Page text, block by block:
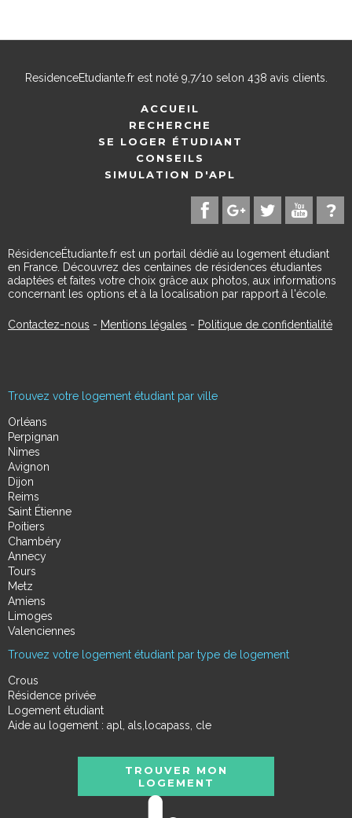
ResidenceEtudiante.frest noté 9,7/10 selon 438 avis clients.
ACCUEIL
RECHERCHE
SE LOGER ÉTUDIANT
CONSEILS
SIMULATION D'APL
RésidenceÉtudiante.fr est un portail dédié au logement étudiant
en France. Découvrez des centaines de résidences étudiantes
adaptées et faites votre choix grâce aux photos, aux informations
concernant les options et à la localisation par rapport à l'école.
Contactez-nous - Mentions légales - Politique de confidentialité
Trouvez votre logement étudiant par ville
Orléans
Perpignan
Nimes
Avignon
Dijon
Reims
Saint Étienne
Poitiers
Chambéry
Annecy
Tours
Metz
Amiens
Limoges
Valenciennes
Trouvez votre logement étudiant par type de logement
Crous
Résidence privée
Logement étudiant
Aide au logement : apl, als,locapass, cle
TROUVER MON
LOGEMENT